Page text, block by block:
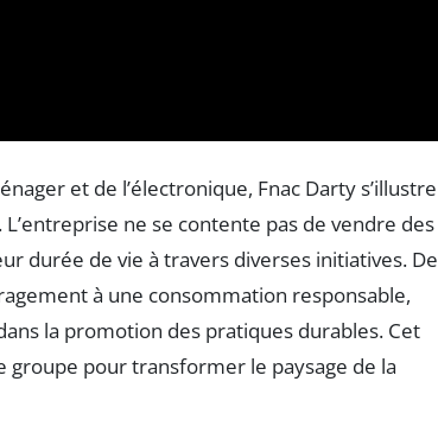
et de l’électronique, Fnac Darty s’illustre
. L’entreprise ne se contente pas de vendre des
durée de vie à travers diverses initiatives. De
à une consommation responsable,
la promotion des pratiques durables. Cet
groupe pour transformer le paysage de la